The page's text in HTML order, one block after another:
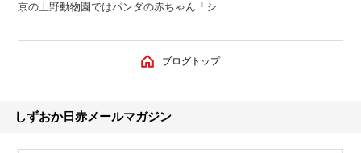
京の上野動物園ではパンダの赤ちゃん「シャ
て、人気を博していますね。 今月28日はそ
のパンダや人間よりも大きくて、陸の哺乳類
上品として清の商人により初めて日本にやっ
ブログトップ
しずおか日赤メールマガジン